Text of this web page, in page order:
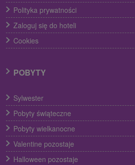
Polityka prywatności
Zaloguj się do hoteli
Cookies
POBYTY
Sylwester
Pobyty świąteczne
Pobyty wielkanocne
Valentine pozostaje
Halloween pozostaje